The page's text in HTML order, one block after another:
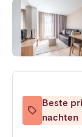
Beste
nachten